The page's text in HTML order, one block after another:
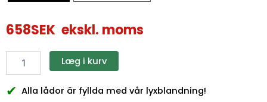
658SEK ekskl. moms
Læg i kurv
✔ Alla lådor är fyllda med vår lyxblandning!